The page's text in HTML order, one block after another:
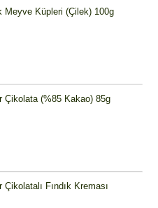
Meyve Küpleri (Çilek) 100g
Çikolata (%85 Kakao) 85g
Fındık Kreması